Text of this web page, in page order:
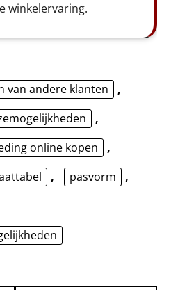
winkelervaring.
van andere klanten
,
,
online kopen
,
, pasvorm
,